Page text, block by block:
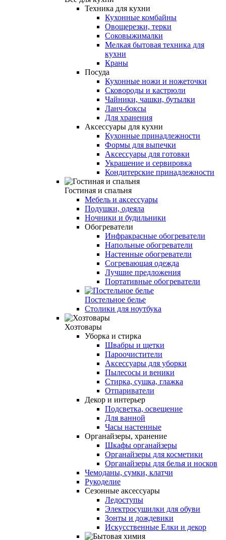
Техника для кухни
Кухонные комбайны
Овощерезки, терки
Соковыжималки
Мелкая бытовая техника для
кухни
Краны
Посуда
Кухонные ножи и ножеточки
Сковороды и кастрюли
Чайники, чашки, бутылки
Ланч-боксы
Для хранения
Аксессуары для кухни
Кухонные принадлежности
Формы для выпечки
Аксессуары для готовки
Украшение и сервировка
Кондитерские принадлежности
Гостиная и спальня
Мебель и аксессуары
Подушки, одеяла
Ночники и будильники
Обогреватели
Инфракрасные обогреватели
Напольные обогреватели
Настенные обогреватели
Согревающая одежда
Лучшие предложения
Портативные обогреватели
Постельное белье
Столики для ноутбука
Хозтовары
Уборка и стирка
Швабры и щетки
Пароочистители
Аксессуары для уборки
Пылесосы и веники
Стирка, сушка, глажка
Отпариватели
Декор и интерьер
Подсветка, освещение
Для ванной
Часы настенные
Органайзеры, хранение
Шкафы органайзеры
Органайзеры для косметики
Органайзеры для белья и носков
Чемоданы, сумки, клатчи
Рукоделие
Сезонные аксессуары
Ледоступы
Электросушилки для обуви
Зонты и дождевики
Искусственные Елки и декор